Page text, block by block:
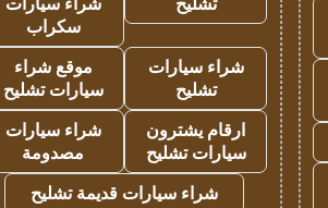
سكراب
شراء سيارات
تشليح
موقع شراء
سيارات تشليح
ارقام يشترون
سيارات تشليح
شراء سيارات
مصدومة
شراء سيارات قديمة تشليح